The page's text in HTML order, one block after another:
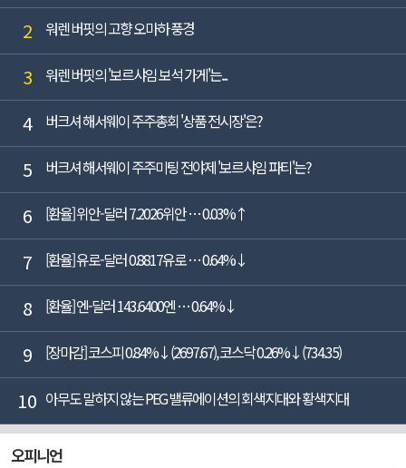
2 워렌 버핏의 고향 오마하 풍경
3 워렌 버핏의 '보르샤임 보석 가게'는...
4 버크셔 해서웨이 주주총회 '상품 전시장'은?
5 버크셔 해서웨이 주주미팅 전야제 '보르샤임 파티'는?
6 [환율] 위안-달러 7.2026위안 … 0.03%↑
7 [환율] 유로-달러 0.8817유로 … 0.64%↓
8 [환율] 엔-달러 143.6400엔 … 0.64%↓
9 [장마감] 코스피 0.84%↓(2697.67), 코스닥 0.26%↓(734.35)
10 아무도 말하지 않는 PEG 밸류에이션의 회색지대와 황색지대
오피니언